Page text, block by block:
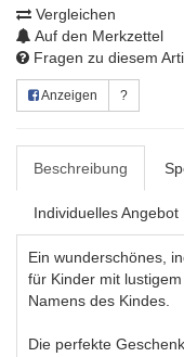
Vergleichen
Auf den Merkzettel
Fragen zu diesem
Anzeigen ?
Beschreibung
Individuelles Angebot
Ein wunderschönes,
für Kinder mit
Namens des Kindes.
Die perfekte